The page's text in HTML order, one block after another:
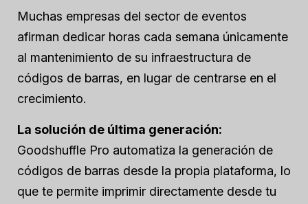
Muchas empresas del sector de eventos
afirman dedicar horas cada semana únicamente
al mantenimiento de su infraestructura de
códigos de barras, en lugar de centrarse en el
crecimiento.
La solución de última generación:
Goodshuffle Pro automatiza la generación de
códigos de barras desde la propia plataforma, lo
que te permite imprimir directamente desde tu